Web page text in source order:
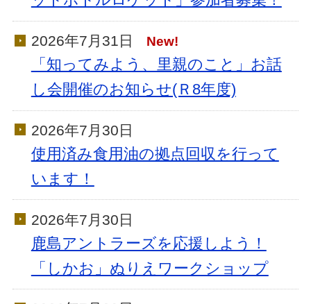
2026年7月31日 New!
「知ってみよう、里親のこと」お話
し会開催のお知らせ(Ｒ8年度)
2026年7月30日
使用済み食用油の拠点回収を行って
います！
2026年7月30日
鹿島アントラーズを応援しよう！
「しかお」ぬりえワークショップ